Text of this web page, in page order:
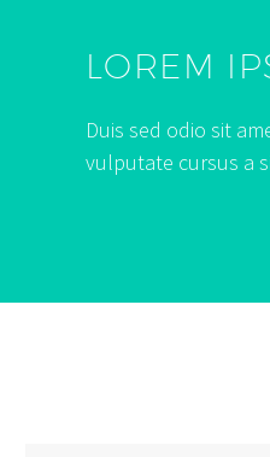
LOREM
Duis sed odio sit
vulputate cursus a